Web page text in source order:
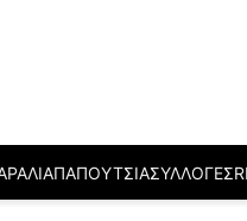
ΠΑΠΟΥΤΣΙΑΣΥΛΛΟΓΕΣ